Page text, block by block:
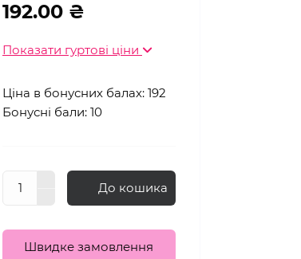
192.00 ₴
Показати гуртові ціни
Ціна в бонусних балах: 192
Бонусні бали: 10
До кошика
Швидке замовлення